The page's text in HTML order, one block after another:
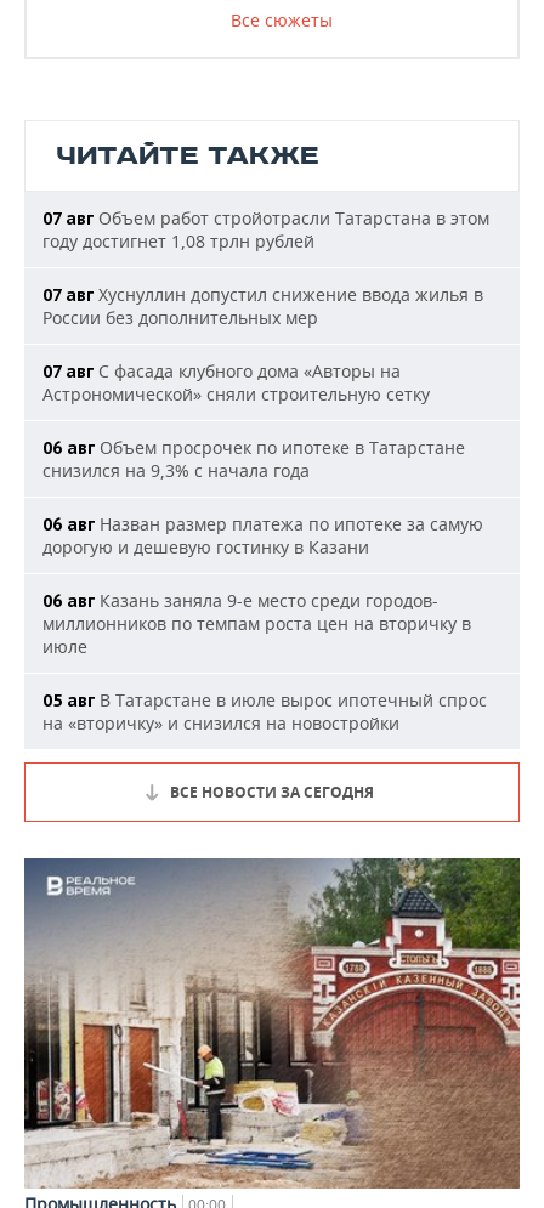
Все сюжеты
ЧИТАЙТЕ ТАКЖЕ
07 авг Объем работ стройотрасли Татарстана в этом
году достигнет 1,08 трлн рублей
07 авг Хуснуллин допустил снижение ввода жилья в
России без дополнительных мер
07 авг С фасада клубного дома «Авторы на
Астрономической» сняли строительную сетку
06 авг Объем просрочек по ипотеке в Татарстане
снизился на 9,3% с начала года
06 авг Назван размер платежа по ипотеке за самую
дорогую и дешевую гостинку в Казани
06 авг Казань заняла 9-е место среди городов-
миллионников по темпам роста цен на вторичку в
июле
05 авг В Татарстане в июле вырос ипотечный спрос
на «вторичку» и снизился на новостройки
ВСЕ НОВОСТИ ЗА СЕГОДНЯ
Промышленность